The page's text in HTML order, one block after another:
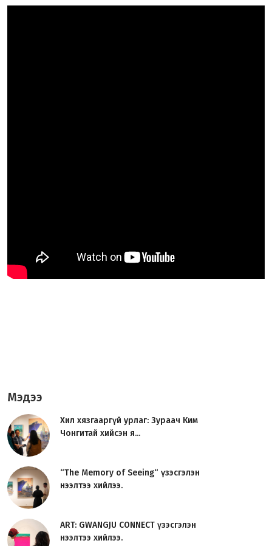
Мэдээ
Хил хязгааргүй урлаг: Зураач Ким
Чонгитай хийсэн я...
“The Memory of Seeing“ үзэсгэлэн
нээлтээ хийлээ.
ART: GWANGJU CONNECT үзэсгэлэн
нээлтээ хийлээ.